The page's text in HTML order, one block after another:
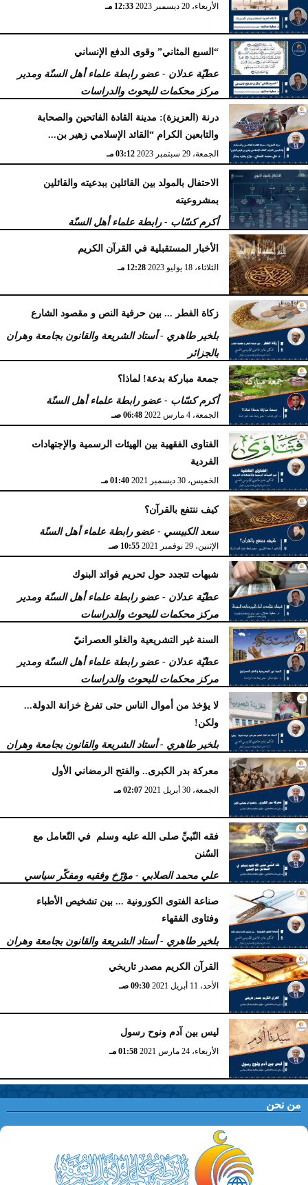
الأربعاء، 20 ديسمبر 2023 12:33 مـ
“السبع المثاني” وقوى الدفع الإنساني
عطيّة عدلان - عضو رابطة علماء أهل السنّة ومدير
مركز محكمات للبحوث والدراسات
الجمعة، 29 سبتمبر 2023
درنة (العزيزة): مدينة القادة الفاتحين والصحابة
والتابعين الكرام “القائد الإسلامي زهير بن...
الجمعة، 29 سبتمبر 2023 03:12 مـ
الاحتفال بالمولد بين القائلين ببدعيته والقائلين
بمشروعيته
أكرم كسّاب - رابطة علماء أهل السنّة
الأربعاء، 27 سبتمبر 2023
الأخبار المستقبلية في القرآن الكريم
الثلاثاء، 18 يوليو 2023 12:28 مـ
زكاة الفطر ... بين حرفية النص و مقصود الشارع
بلخير طاهري - أستاد الشريعة والقانون بجامعة وهران
بالجزائر
السبت، 16 أبريل 2022 12:55 مـ
جمعة مباركة بدعة! لماذا؟
أكرم كسّاب - عضو رابطة علماء أهل السنّة
الجمعة، 4 مارس 2022 06:48 صـ
الفتاوى الفقهية بين الهيئات الرسمية والإجتهادات
الفردية
الخميس، 30 ديسمبر 2021 01:40 مـ
كيف ننتفع بالقرآن؟
سعد الكبيسي - عضو رابطة علماء أهل السنّة
الإثنين، 29 نوفمبر 2021 10:55 صـ
شبهات تتجدد حول تحريم فوائد البنوك
عطيّة عدلان - عضو رابطة علماء أهل السنّة ومدير
مركز محكمات للبحوث والدراسات
الجمعة، 15 أكتوبر 2021
السنة غير التشريعية والغلو العصرانيّ
عطيّة عدلان - عضو رابطة علماء أهل السنّة ومدير
مركز محكمات للبحوث والدراسات
الأربعاء، 1 سبتمبر 2021
لا يؤخذ من أموال الناس حتى تفرغ خزانة الدولة...
ولكن!
بلخير طاهري - أستاد الشريعة والقانون بجامعة وهران
بالجزائر
الثلاثاء، 3 أغسطس 2021 03:35 مـ
معركة بدر الكبرى.. والفتح الرمضاني الأول
الجمعة، 30 أبريل 2021 02:07 مـ
فقه النّبيِّ صلى الله عليه وسلم في التّعامل مع
السٌنن
علي محمد الصلابي - مؤرّخ وفقيه ومفكّر سياسي
الخميس، 29 أبريل 2021
صناعة الفتوى الكورونیة ... بین تشخیص الأطباء
وفتاوى الفقھاء
بلخير طاهري - أستاد الشريعة والقانون بجامعة وهران
بالجزائر
الإثنين، 26 أبريل 2021 11:51 صـ
القرآن الكريم مصدر تاريخي
الأحد، 11 أبريل 2021 09:30 صـ
ليس بين آدم ونوح رسول
الأربعاء، 24 مارس 2021 01:58 مـ
من نحن